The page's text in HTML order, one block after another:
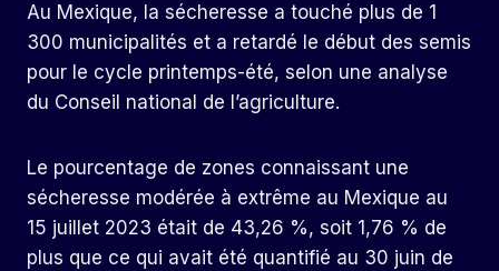
Au Mexique, la sécheresse a touché plus de 1
300 municipalités et a retardé le début des semis
pour le cycle printemps-été, selon une analyse
du Conseil national de l’agriculture.
Le pourcentage de zones connaissant une
sécheresse modérée à extrême au Mexique au
15 juillet 2023 était de 43,26 %, soit 1,76 % de
plus que ce qui avait été quantifié au 30 juin de